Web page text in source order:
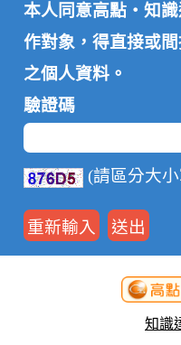
本人同意高點‧知識
作對象，得直接或
之個人資料。
驗證碼
(請區分大
知識